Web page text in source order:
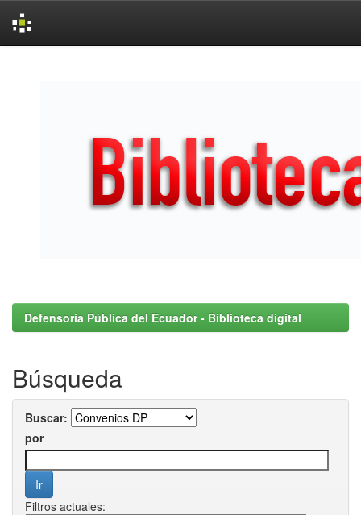
Defensoría Pública del Ecuador - Biblioteca digital
Búsqueda
Buscar:
por
Filtros actuales: